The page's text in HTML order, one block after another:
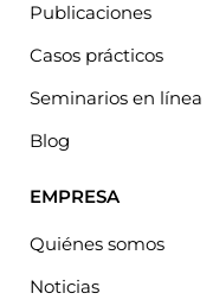
Publicaciones
Casos prácticos
Seminarios en línea
Blog
EMPRESA
Quiénes somos
Noticias